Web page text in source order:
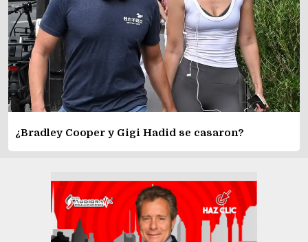
¿Bradley Cooper y Gigi Hadid se casaron?